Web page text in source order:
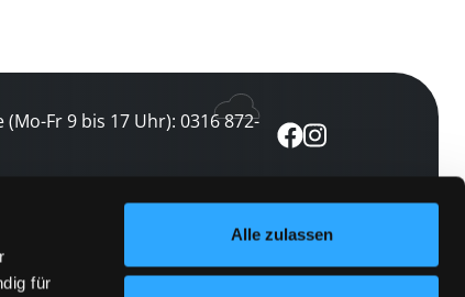
für
Alle zulassen
(Mo-Fr 9 bis 17 Uhr): 0316 872-
abonnieren
Veranstaltung verpassen